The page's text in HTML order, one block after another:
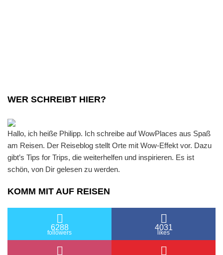
WER SCHREIBT HIER?
Hallo, ich heiße Philipp. Ich schreibe auf WowPlaces aus Spaß
am Reisen. Der Reiseblog stellt Orte mit Wow-Effekt vor. Dazu
gibt’s Tips for Trips, die weiterhelfen und inspirieren. Es ist
schön, von Dir gelesen zu werden.
KOMM MIT AUF REISEN
6288
followers
4031
likes